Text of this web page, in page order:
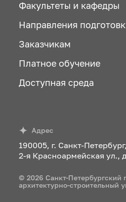
Факультеты и кафедры
Направления
Заказчикам
Платное обучение
Доступная среда
Адрес
190005, г. Санкт-Петербург,
2-я Красноармейская ул.,
© 2026 Санкт-Петербургский
архитектурно-строительный